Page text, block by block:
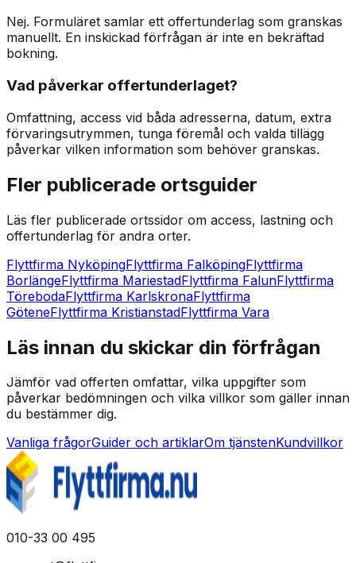
Nej. Formuläret samlar ett offertunderlag som granskas
manuellt. En inskickad förfrågan är inte en bekräftad
bokning.
Vad påverkar offertunderlaget?
Omfattning, access vid båda adresserna, datum, extra
förvaringsutrymmen, tunga föremål och valda tillägg
påverkar vilken information som behöver granskas.
Fler publicerade ortsguider
Läs fler publicerade ortssidor om access, lastning och
offertunderlag för andra orter.
Flyttfirma NyköpingFlyttfirma FalköpingFlyttfirma
BorlängeFlyttfirma MariestadFlyttfirma FalunFlyttfirma
TörebodaFlyttfirma KarlskronaFlyttfirma
GöteneFlyttfirma KristianstadFlyttfirma Vara
Läs innan du skickar din förfrågan
Jämför vad offerten omfattar, vilka uppgifter som
påverkar bedömningen och vilka villkor som gäller innan
du bestämmer dig.
Vanliga frågorGuider och artiklarOm tjänstenKundvillkor
010-33 00 495